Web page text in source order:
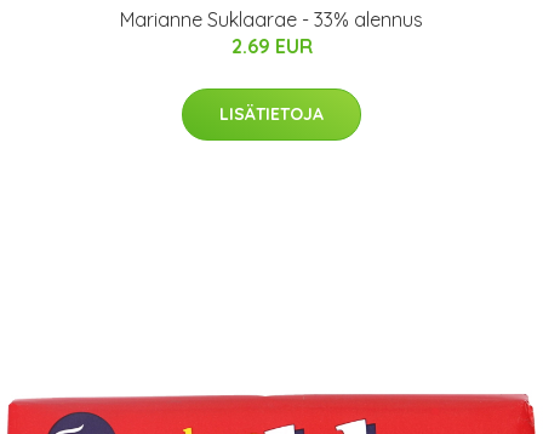
Marianne Suklaarae - 33% alennus
2.69 EUR
LISÄTIETOJA